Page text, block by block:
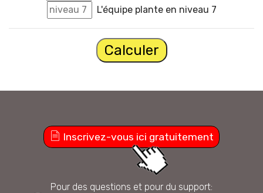
L'équipe plante en niveau 7
Inscrivez-vous ici gratuitement
Pour des questions et pour du support: